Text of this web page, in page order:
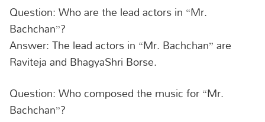
Question: Who are the lead actors in “Mr.
Bachchan”?
Answer: The lead actors in “Mr. Bachchan” are
Raviteja and BhagyaShri Borse.
Question: Who composed the music for “Mr.
Bachchan”?